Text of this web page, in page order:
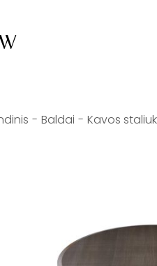
Baldai Kavos